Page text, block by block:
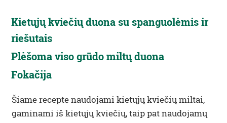
Kietųjų kviečių duona su spanguolėmis ir
riešutais
Plėšoma viso grūdo miltų duona
Fokačija
Šiame recepte naudojami kietųjų kviečių miltai,
gaminami iš kietųjų kviečių, taip pat naudojamų